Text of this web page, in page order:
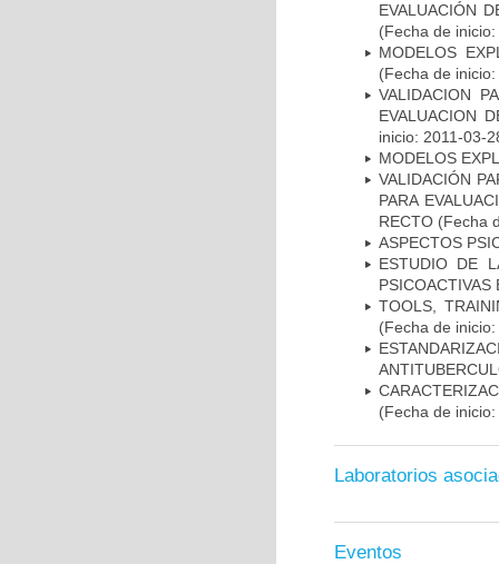
EVALUACIÓN
(Fecha de
MODELOS
(Fecha de
VALIDACION
EVALUACION
inicio: 2011-03-
MODELOS
VALIDACIÓN
PARA
RECTO (Fecha
ASPECTOS
ESTUDIO DE
PSICOACTIVAS
TOOLS,
(Fecha de
(Fecha de
Laboratorios
Eventos